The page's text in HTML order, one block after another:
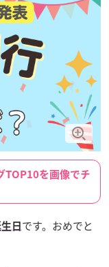
TOP10を画像でチ
日 です。おめでと